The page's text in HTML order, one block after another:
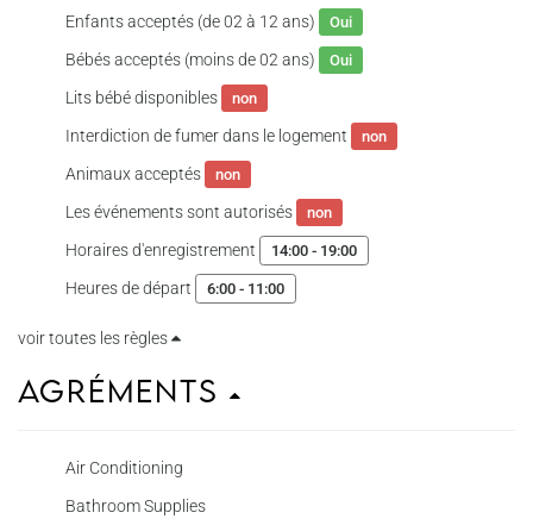
Enfants acceptés (de 02 à 12 ans) Oui
Bébés acceptés (moins de 02 ans) Oui
Lits bébé disponibles non
Interdiction de fumer dans le logement non
Animaux acceptés non
Les événements sont autorisés non
Horaires d'enregistrement 14:00 - 19:00
Heures de départ 6:00 - 11:00
voir toutes les règles
Agréments
Air Conditioning
Bathroom Supplies